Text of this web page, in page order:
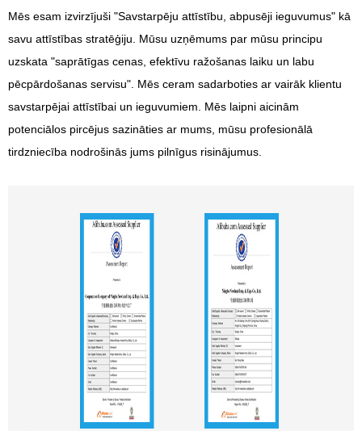
Mēs esam izvirzījuši "Savstarpēju attīstību, abpusēji ieguvumus" kā
savu attīstības stratēģiju. Mūsu uzņēmums par mūsu principu
uzskata "saprātīgas cenas, efektīvu ražošanas laiku un labu
pēcpārdošanas servisu". Mēs ceram sadarboties ar vairāk klientu
savstarpējai attīstībai un ieguvumiem. Mēs laipni aicinām
potenciālos pircējus sazināties ar mums, mūsu profesionālā
tirdzniecība nodrošinās jums pilnīgus risinājumus.